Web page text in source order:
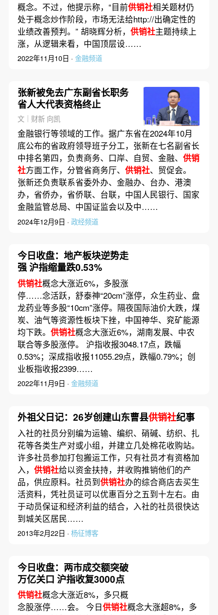
概念。不过，他提示称，“目前供销社相关题材仍
处于概念炒作阶段，市场无法给http://出确定性的
业绩改善预判。” 胡晓辉分析， 供销社主题持续上
涨，从逻辑来看，中国顶层设……
2022年11月10日 · 金融频道
张新被免去广东副省长职务
省人大代表资格终止
文｜财新 向凯
金融银行等领域的工作。据广东省在2024年10月
底公布的省政府领导班子分工，张新在七名副省长
中排名第四，负责商务、口岸、自贸、金融、 供销
社方面工作，分管省商务厅、 供销社、贸促会。
张新还负责联系省委外办、金融办、台办、港澳
办，省侨办，省侨联、台联，中国人民银行、国家
金融监管总局、中国证监会以及中……
2024年12月9日 · 政经频道
今日收盘：地产板块逆势走
强 沪指缩量跌0.53%
供销社概念大涨近6%，多股涨
停……念活跃，舒泰神“20cm”涨停，众生药业、盘
龙药业等多股“10cm”涨停。隔夜国际油价大跌，煤
炭、油气等资源性板块下挫，中国神华、兖矿能源
均下跌。 供销社概念大涨近6%，湖南发展、中农
联合等多股涨停。 沪指收报3048.17点，跌幅
0.53%；深成指收报11055.29点，跌幅0.79%；创
业板指收报2399……
2022年11月9日 · 金融频道
外祖父日记：26岁创建山东曹县供销社纪事
入社的社员分别编为运输、编织、硝碱、纺织、扎
花等各类生产对或小组，并建立几处棉花收购站。
许多社员参加打包搬运工作，只有社员才有资格加
入， 供销社给以资金扶持，并收购推销他们的产
品，供应原料。社员到供销社办的综合商店去买生
活资料，凭社员证可以优惠百分之五到十左右。由
于动员保证和经济利益的结合，入社的社员很快达
到城关区居民……
2013年2月22日 · 杨征博客
今日收盘：两市成交额突破
万亿关口 沪指收复3000点
供销社概念大涨近8%，多只概
念股涨停……会。 今日供销社概念大涨超8%，多